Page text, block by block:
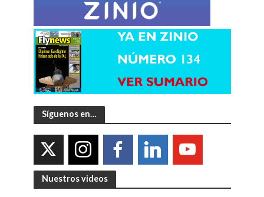
Síguenos en…
Nuestros videos